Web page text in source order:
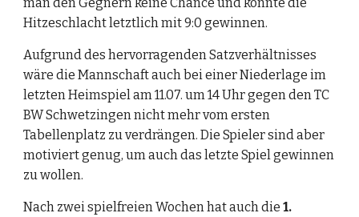
Hitzeschlacht letztlich mit 9:0 gewinnen.
Aufgrund des hervorragenden Satzverhältnisses
wäre die Mannschaft auch bei einer Niederlage im
letzten Heimspiel am 11.07. um 14 Uhr gegen den TC
BW Schwetzingen nicht mehr vom ersten
Tabellenplatz zu verdrängen. Die Spieler sind aber
motiviert genug, um auch das letzte Spiel gewinnen
zu wollen.
Nach zwei spielfreien Wochen hat auch die 1.